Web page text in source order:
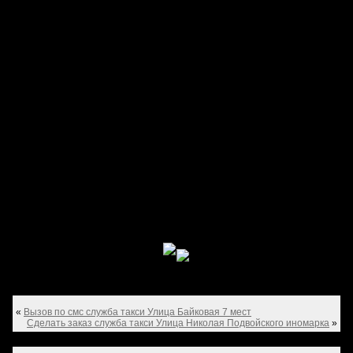
« Вызов по смс служба такси Улица Байковая 7 мест
Сделать заказ служба такси Улица Николая Подвойского иномарка »